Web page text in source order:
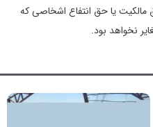
مالکیت یا حق انتفاع اشخاصی که
نخواهد بود.